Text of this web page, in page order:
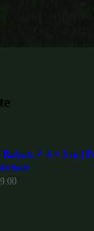
✓ 4 × 3 m |